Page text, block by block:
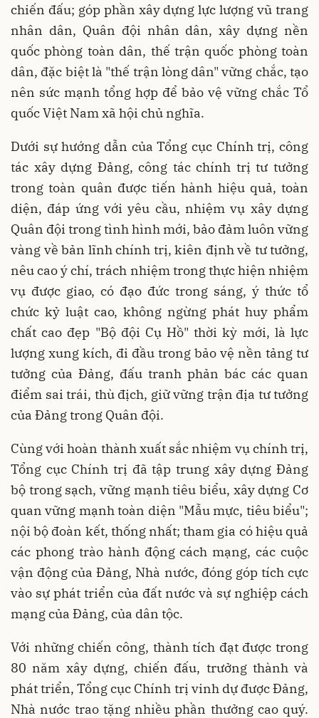
chiến đấu; góp phần xây dựng lực lượng vũ trang
nhân dân, Quân đội nhân dân, xây dựng nền
quốc phòng toàn dân, thế trận quốc phòng toàn
dân, đặc biệt là "thế trận lòng dân" vững chắc, tạo
nên sức mạnh tổng hợp để bảo vệ vững chắc Tổ
quốc Việt Nam xã hội chủ nghĩa.
Dưới sự hướng dẫn của Tổng cục Chính trị, công
tác xây dựng Đảng, công tác chính trị tư tưởng
trong toàn quân được tiến hành hiệu quả, toàn
diện, đáp ứng với yêu cầu, nhiệm vụ xây dựng
Quân đội trong tình hình mới, bảo đảm luôn vững
vàng về bản lĩnh chính trị, kiên định về tư tưởng,
nêu cao ý chí, trách nhiệm trong thực hiện nhiệm
vụ được giao, có đạo đức trong sáng, ý thức tổ
chức kỷ luật cao, không ngừng phát huy phẩm
chất cao đẹp "Bộ đội Cụ Hồ" thời kỳ mới, là lực
lượng xung kích, đi đầu trong bảo vệ nền tảng tư
tưởng của Đảng, đấu tranh phản bác các quan
điểm sai trái, thù địch, giữ vững trận địa tư tưởng
của Đảng trong Quân đội.
Cùng với hoàn thành xuất sắc nhiệm vụ chính trị,
Tổng cục Chính trị đã tập trung xây dựng Đảng
bộ trong sạch, vững mạnh tiêu biểu, xây dựng Cơ
quan vững mạnh toàn diện "Mẫu mực, tiêu biểu";
nội bộ đoàn kết, thống nhất; tham gia có hiệu quả
các phong trào hành động cách mạng, các cuộc
vận động của Đảng, Nhà nước, đóng góp tích cực
vào sự phát triển của đất nước và sự nghiệp cách
mạng của Đảng, của dân tộc.
Với những chiến công, thành tích đạt được trong
80 năm xây dựng, chiến đấu, trưởng thành và
phát triển, Tổng cục Chính trị vinh dự được Đảng,
Nhà nước trao tặng nhiều phần thưởng cao quý.